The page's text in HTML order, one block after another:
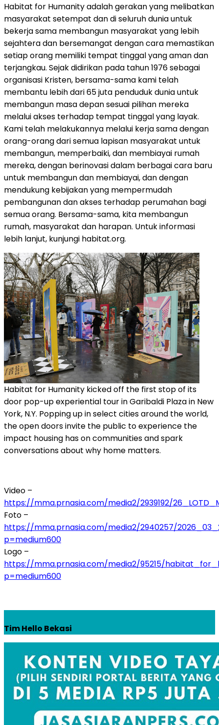
Habitat for Humanity adalah gerakan yang melibatkan
masyarakat setempat dan di seluruh dunia untuk
bekerja sama membangun masyarakat yang lebih
sejahtera dan bersemangat dengan cara memastikan
setiap orang memiliki tempat tinggal yang aman dan
terjangkau. Sejak didirikan pada tahun 1976 sebagai
organisasi Kristen, bersama-sama kami telah
membantu lebih dari 65 juta penduduk dunia untuk
membangun masa depan sesuai pilihan mereka
melalui akses terhadap tempat tinggal yang layak.
Kami telah melakukannya melalui kerja sama dengan
orang-orang dari semua lapisan masyarakat untuk
membangun, memperbaiki, dan membiayai rumah
mereka, dengan berinovasi dalam berbagai cara baru
untuk membangun dan membiayai, dan dengan
mendukung kebijakan yang mempermudah
pembangunan dan akses terhadap perumahan bagi
semua orang. Bersama-sama, kita membangun
rumah, masyarakat dan harapan. Untuk informasi
lebih lanjut, kunjungi habitat.org.
Habitat for Humanity kicked off the first stop of its
door pop-up experiential tour in Garibaldi Plaza in New
York, N.Y. Popping up in select cities around the world,
the open doors invite the public to experience the
impact housing has on communities and spark
conversations about why home matters.
Video –
https://mma.prnasia.com/media2/2939192/
Foto –
https://mma.prnasia.com/media2/2940257/
p=medium600
Logo –
https://mma.prnasia.com/media2/95215/
p=medium600
Tim Hello Bekasi